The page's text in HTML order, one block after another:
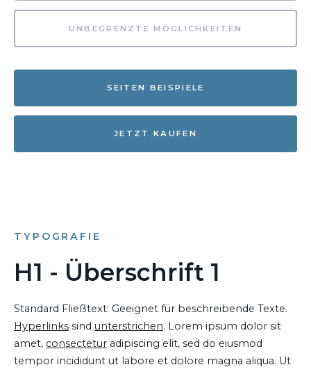
UNBEGRENZTE MÖGLICHKEITEN
SEITEN BEISPIELE
JETZT KAUFEN
TYPOGRAFIE
H1 - Überschrift 1
Standard Fließtext: Geeignet für beschreibende Texte.
Hyperlinks sind unterstrichen. Lorem ipsum dolor sit
amet, consectetur adipiscing elit, sed do eiusmod
tempor incididunt ut labore et dolore magna aliqua. Ut